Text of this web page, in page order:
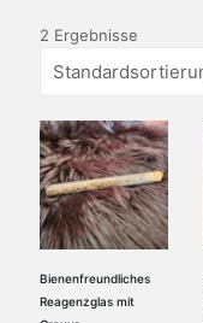
2 Ergebnisse
Bienenfreundliches
Reagenzglas mit